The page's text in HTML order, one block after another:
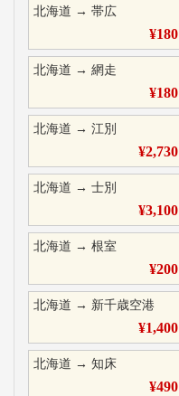
北海道 → 帯広
¥180
北海道 → 網走
¥180
北海道 → 江別
¥2,730
北海道 → 士別
¥3,100
北海道 → 根室
¥200
北海道 → 新千歳空港
¥1,400
北海道 → 知床
¥490